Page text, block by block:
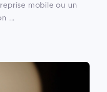
mobile ou un
...